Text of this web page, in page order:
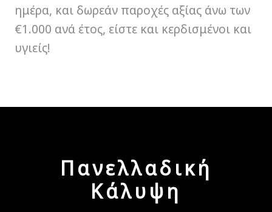
Η μοναδική λύση για την Υγεία σας
Διασφαλίζουμε για Εσάς και την Οικογένειά σας
Ποιοτικές Υπηρεσίες Υγείας σε ειδικά Προνομιακές
ημέρα, και δωρεάν παροχές αξίας άνω των
€1.000 ανά έτος, είστε και κερδισμένοι και
υγιείς!
Πανελλαδική
Κάλυψη